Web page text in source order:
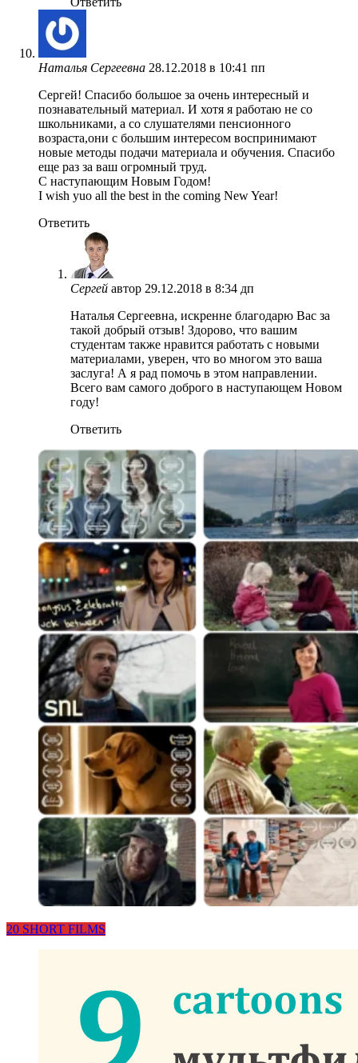
Наталья Сергеевна 28.12.2018 в 10:41 пп
Сергей! Спасибо большое за очень интересный и
познавательный материал. И хотя я работаю не со
школьниками, а со слушателями пенсионного
возраста,они с большим интересом воспринимают
новые методы подачи материала и обучения. Спасибо
еще раз за ваш огромный труд.
С наступающим Новым Годом!
I wish yuo all the best in the coming New Year!
Ответить
Сергей автор 29.12.2018 в 8:34 дп
Наталья Сергеевна, искренне благодарю Вас за
такой добрый отзыв! Здорово, что вашим
студентам также нравится работать с новыми
материалами, уверен, что во многом это ваша
заслуга! А я рад помочь в этом направлении.
Всего вам самого доброго в наступающем Новом
году!
Ответить
20 SHORT FILMS